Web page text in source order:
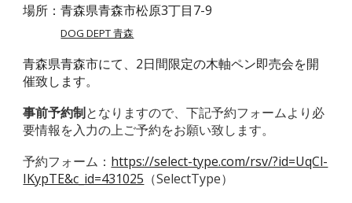
場所：青森県青森市松原3丁目7-9
DOG DEPT 青森
青森県青森市にて、2日間限定の木軸ペン即売会を開
催致します。
事前予約制となりますので、下記予約フォームより必
要情報を入力の上ご予約をお願い致します。
予約フォーム： https://select-type.com/rsv/?id=UqCl-
IKypTE&c_id=431025 （SelectType）